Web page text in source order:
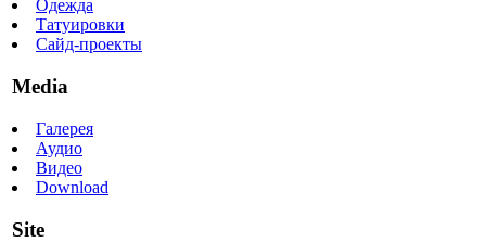
Одежда
Татуировки
Сайд-проекты
Media
Галерея
Аудио
Видео
Download
Site